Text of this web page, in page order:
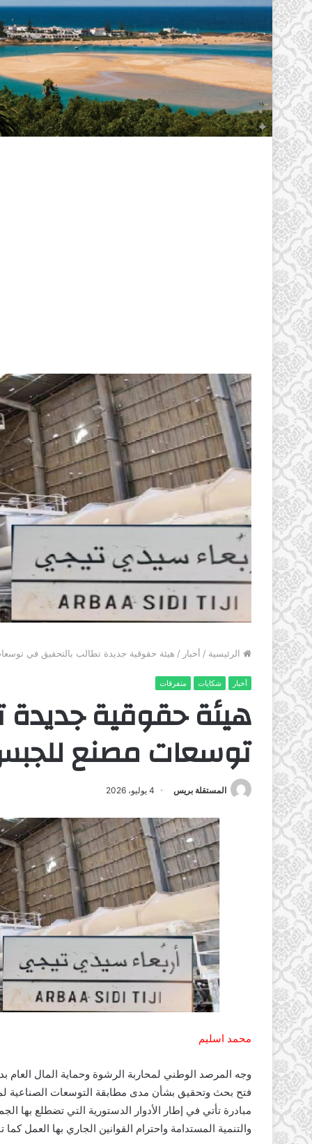
الرئيسية / أخبار / هيئة حقوقية جديدة تطالب بالتحقيق في
أخبار شكايات متفرقات
هيئة حقوقية
توسعات مصنع
المستقلة بريس 4 يوليو، 2026
محمد اسليم
وجه المرصد الوطني لمحاربة الرشوة وحماية المال العام
فتح بحث وتحقيق بشأن مدى مطابقة التوسعات الصناعية
مبادرة تأتي في إطار الأدوار الدستورية التي تضطلع بها
والتنمية المستدامة واحترام القوانين الجاري بها العمل